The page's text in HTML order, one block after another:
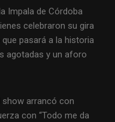
Impala de Córdoba
celebraron su gira
pasará a la historia
agotadas y un aforo
show arrancó con
con “Todo me da